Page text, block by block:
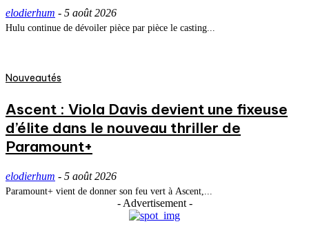
elodierhum - 5 août 2026
Hulu continue de dévoiler pièce par pièce le casting...
Nouveautés
Ascent : Viola Davis devient une fixeuse
d’élite dans le nouveau thriller de
Paramount+
elodierhum - 5 août 2026
Paramount+ vient de donner son feu vert à Ascent,...
- Advertisement -